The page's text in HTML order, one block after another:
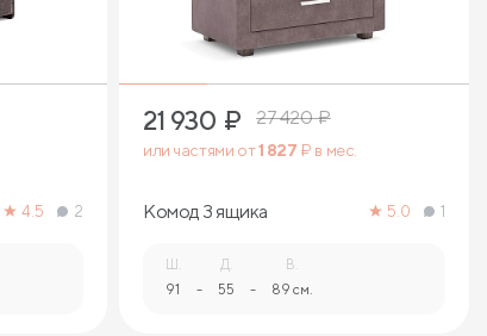
4.5 2
21 930 ₽ 27 420₽
или частями от1 827 ₽ в мес.
Комод 3 ящика 5.0 1
91 -
Д.
55 -
В.
89 см.